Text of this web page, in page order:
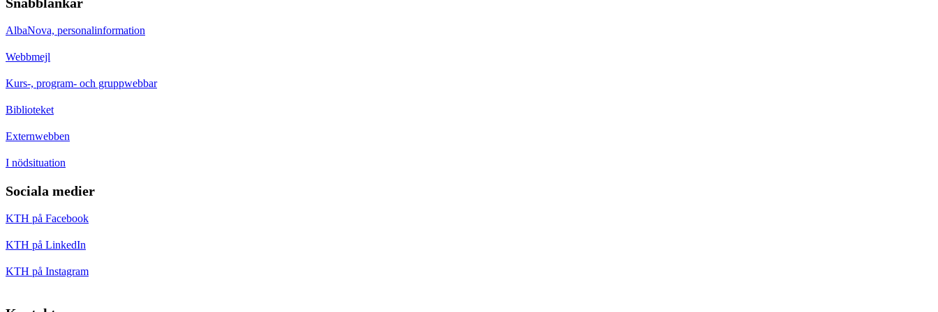
AlbaNova, personalinformation
Webbmejl
Kurs-, program- och gruppwebbar
Biblioteket
Externwebben
I nödsituation
Sociala medier
KTH på Facebook
KTH på LinkedIn
KTH på Instagram